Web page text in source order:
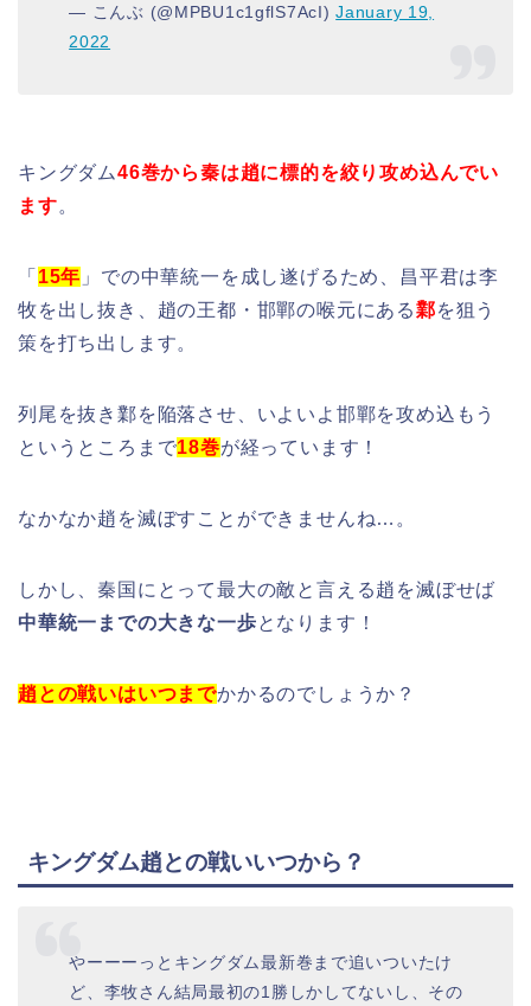
— こんぶ (@MPBU1c1gflS7AcI)January 19,
2022
キングダム46巻から秦は趙に標的を絞り攻め込んでい
ます。
「 15年 」での中華統一を成し遂げるため、昌平君は李
牧を出し抜き、趙の王都・邯鄲の喉元にある鄴を狙う
策を打ち出します。
列尾を抜き鄴を陥落させ、いよいよ邯鄲を攻め込もう
というところまで18巻が経っています！
なかなか趙を滅ぼすことができませんね…。
しかし、秦国にとって最大の敵と言える趙を滅ぼせば
中華統一までの大きな一歩となります！
趙との戦いはいつまでかかるのでしょうか？
キングダム趙との戦いいつから？
やーーーっとキングダム最新巻まで追いついたけ
ど、李牧さん結局最初の1勝しかしてないし、その